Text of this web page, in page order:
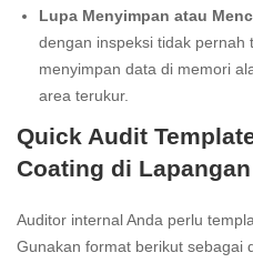
Lupa Menyimpan atau
dengan inspeksi tidak pernah
menyimpan data di memori
area terukur.
Quick Audit
Coating di Lapangan
Auditor internal Anda perlu
Gunakan format berikut sebagai